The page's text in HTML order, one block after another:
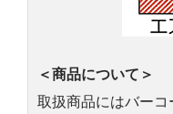
＜商品について＞
取扱商品にはバー